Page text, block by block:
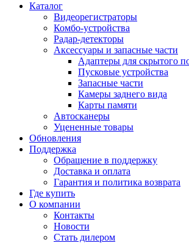
Каталог
Видеорегистраторы
Комбо-устройства
Радар-детекторы
Аксессуары и запасные части
Адаптеры для скрытого
Пусковые устройства
Запасные части
Камеры заднего вида
Карты памяти
Автосканеры
Уцененные товары
Обновления
Поддержка
Обращение в поддержку
Доставка и оплата
Гарантия и политика возврата
Где купить
О компании
Контакты
Новости
Стать дилером